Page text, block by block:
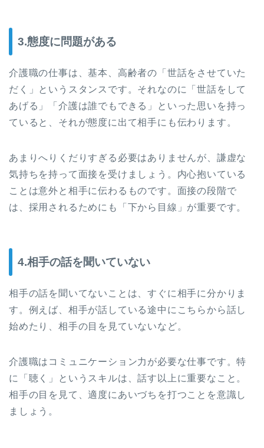
3.態度に問題がある
介護職の仕事は、基本、高齢者の「世話をさせていた
だく」というスタンスです。それなのに「世話をして
あげる」「介護は誰でもできる」といった思いを持っ
ていると、それが態度に出て相手にも伝わります。
あまりへりくだりすぎる必要はありませんが、謙虚な
気持ちを持って面接を受けましょう。内心抱いている
ことは意外と相手に伝わるものです。面接の段階で
は、採用されるためにも「下から目線」が重要です。
4.相手の話を聞いていない
相手の話を聞いてないことは、すぐに相手に分かりま
す。例えば、相手が話している途中にこちらから話し
始めたり、相手の目を見ていないなど。
介護職はコミュニケーション力が必要な仕事です。特
に「聴く」というスキルは、話す以上に重要なこと。
相手の目を見て、適度にあいづちを打つことを意識し
ましょう。